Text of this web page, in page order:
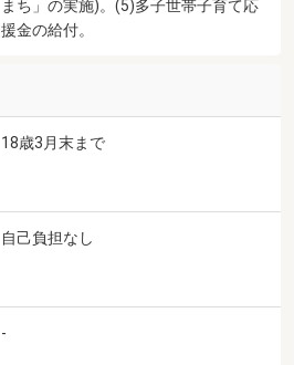
まち」の実施)。(5)多子世帯子育て応
援金の給付。
18歳3月末まで
自己負担なし
-